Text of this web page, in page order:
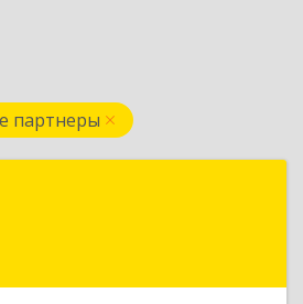
партнеры
край, Ставрополь г, 1